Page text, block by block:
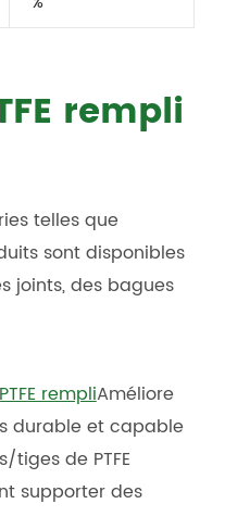
rempli
telles que
sont disponibles
joints, des bagues
rempliAméliore
durable et capable
de PTFE
supporter des